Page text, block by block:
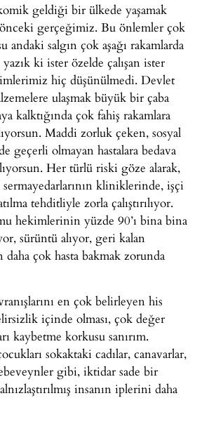
geldiği bir ülkede yaşamak
gerçeğimiz. Bu önlemler çok
andaki salgın çok aşağı rakamlarda
ki ister özelde çalışan ister
hiç düşünülmedi. Devlet
ulaşmak büyük bir çaba
kalktığında çok fahiş rakamlara
Maddi zorluk çeken, sosyal
geçerli olmayan hastalara bedava
Her türlü riski göze alarak,
kliniklerinde, işçi
tehditliyle zorla çalıştırılıyor.
hekimlerinin yüzde 90’ı bina bina
sürüntü alıyor, geri kalan
çok hasta bakmak zorunda
en çok belirleyen his
içinde olması, çok değer
kaybetme korkusu sanırım.
sokaktaki cadılar, canavarlar,
gibi, iktidar sade bir
insanın iplerini daha